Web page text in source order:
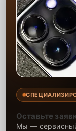
Оставьте
Мы — сервисный